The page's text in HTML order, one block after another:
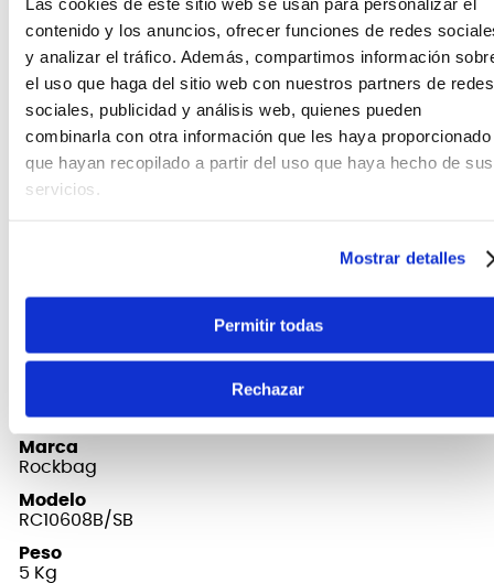
contenido y los anuncios, ofrecer funciones de redes
y analizar el tráfico. Además, compartimos información
el uso que haga del sitio web con nuestros partners de redes
sociales, publicidad y análisis web, quienes pueden
combinarla con otra información que les haya proporcionado
que hayan recopilado a partir del uso que haya hecho de sus
servicios.
Mostrar detalles
Permitir todas
Rechazar
accesorios en el transporte y cinco cerraduras, con
una llave incluida, además de un mango plástico,
del cual puede ser tomado con facilidad.
Con una firme y ligera elaboración en madera
recubierta en plástico, e interior de espuma, este
case de
FICHA TÉCNICA Y DIMENSIONES
Negro
107,5x40x15,5 (alto x ancho x profundo)
Marca
Rockbag
Modelo
RC10608B/SB
Peso
5 Kg